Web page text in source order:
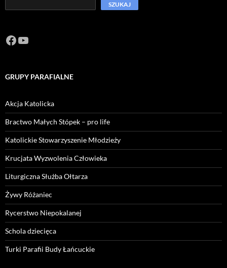
SZUKAJ
Facebook
https://www.youtube.com/channel/
GRUPY PARAFIALNE
Akcja Katolicka
Bractwo Małych Stópek – pro life
Katolickie Stowarzyszenie Młodzieży
Krucjata Wyzwolenia Człowieka
Liturgiczna Służba Ołtarza
Żywy Różaniec
Rycerstwo Niepokalanej
Schola dziecięca
Turki Parafii Budy Łańcuckie